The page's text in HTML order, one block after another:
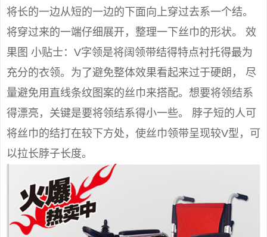
将长的一边从短的一边的下面向上穿过去系一个结。
将穿过来的一端仔细展开，整理一下丝巾的形状。 效
果图 小贴士：V字领是将阔领带结得特点衬托得最为
充分的衣领。为了避免整体效果看起来过于硬朗， 尽
量避免用直线条纹图案的丝巾来搭配。想要将领结系
得漂亮，关键是要将领结系得小一些。 脖子短的人可
将丝巾的结打在较下方处，使丝巾领带呈现较V型，可
以拉长脖子长度。